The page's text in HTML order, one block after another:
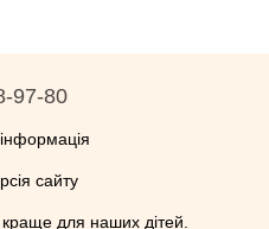
97-80
сайту
для наших дітей.